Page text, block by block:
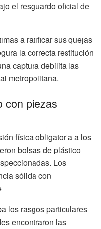
el resguardo oficial de
a ratificar sus quejas
la correcta restitución
captura debilita las
metropolitana.
con piezas
física obligatoria a los
bolsas de plástico
Los
sólida con
los rasgos particulares
encontraron las